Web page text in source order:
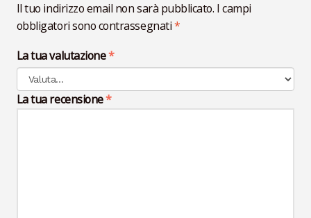
Il tuo indirizzo email non sarà pubblicato. I campi
obbligatori sono contrassegnati*
La tua valutazione*
La tua recensione*